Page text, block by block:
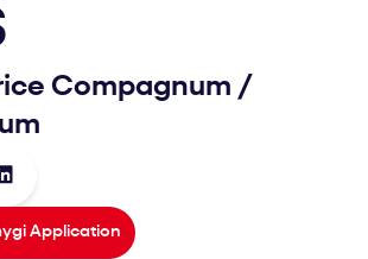
Compagnum /
Application